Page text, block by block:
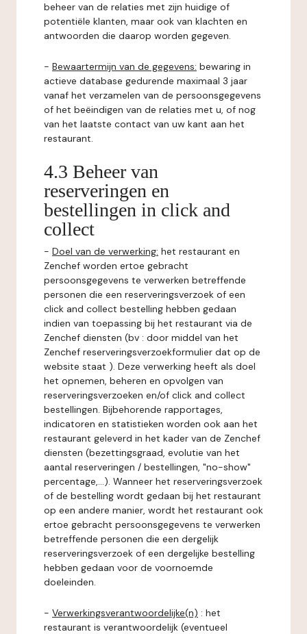
beheer van de relaties met zijn huidige of
potentiële klanten, maar ook van klachten en
antwoorden die daarop worden gegeven.
- Bewaartermijn van de gegevens: bewaring in
actieve database gedurende maximaal 3 jaar
vanaf het verzamelen van de persoonsgegevens
of het beëindigen van de relaties met u, of nog
van het laatste contact van uw kant aan het
restaurant.
4.3 Beheer van
reserveringen en
bestellingen in click and
collect
- Doel van de verwerking: het restaurant en
Zenchef worden ertoe gebracht
persoonsgegevens te verwerken betreffende
personen die een reserveringsverzoek of een
click and collect bestelling hebben gedaan
indien van toepassing bij het restaurant via de
Zenchef diensten (bv : door middel van het
Zenchef reserveringsverzoekformulier dat op de
website staat ). Deze verwerking heeft als doel
het opnemen, beheren en opvolgen van
reserveringsverzoeken en/of click and collect
bestellingen. Bijbehorende rapportages,
indicatoren en statistieken worden ook aan het
restaurant geleverd in het kader van de Zenchef
diensten (bezettingsgraad, evolutie van het
aantal reserveringen / bestellingen, "no-show"
percentage,...). Wanneer het reserveringsverzoek
of de bestelling wordt gedaan bij het restaurant
op een andere manier, wordt het restaurant ook
ertoe gebracht persoonsgegevens te verwerken
betreffende personen die een dergelijk
reserveringsverzoek of een dergelijke bestelling
hebben gedaan voor de voornoemde
doeleinden.
- Verwerkingsverantwoordelijke(n) : het
restaurant is verantwoordelijk (eventueel